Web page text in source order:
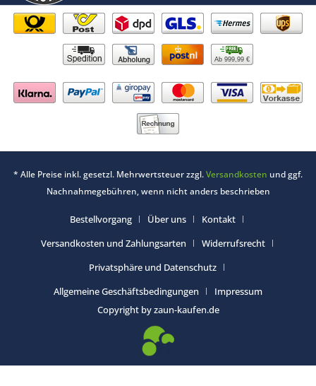
Ab 999,99 €
* Alle Preise inkl. gesetzl. Mehrwertsteuer zzgl.Versandkosten und ggf.
Nachnahmegebühren, wenn nicht anders beschrieben
Bestellvorgang Über uns
Kontakt
Versandkosten und Zahlungsarten
Widerrufsrecht
Privatsphäre und Datenschutz
Allgemeine Geschäftsbedingungen
Impressum
Copyright by zaun-kaufen.de